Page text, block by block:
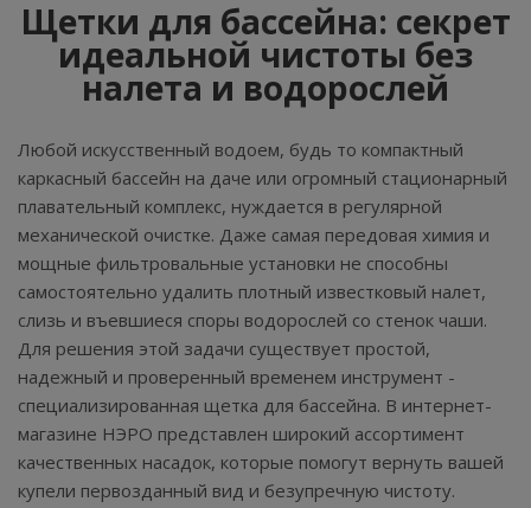
Щетки для бассейна: секрет
идеальной чистоты без
налета и водорослей
Любой искусственный водоем, будь то компактный
каркасный бассейн на даче или огромный стационарный
плавательный комплекс, нуждается в регулярной
механической очистке. Даже самая передовая химия и
мощные фильтровальные установки не способны
самостоятельно удалить плотный известковый налет,
слизь и въевшиеся споры водорослей со стенок чаши.
Для решения этой задачи существует простой,
надежный и проверенный временем инструмент -
специализированная щетка для бассейна. В интернет-
магазине НЭРО представлен широкий ассортимент
качественных насадок, которые помогут вернуть вашей
купели первозданный вид и безупречную чистоту.